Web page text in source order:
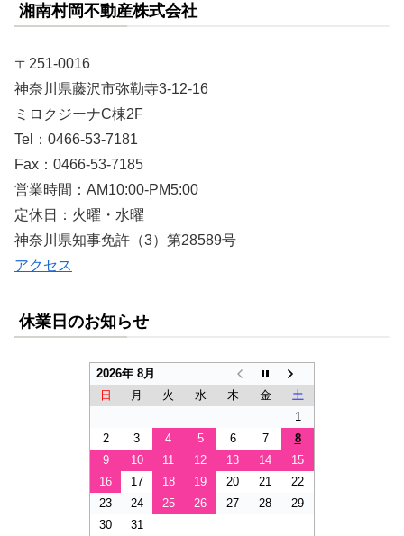
湘南村岡不動産株式会社
〒251-0016
神奈川県藤沢市弥勒寺3-12-16
ミロクジーナC棟2F
Tel：0466-53-7181
Fax：0466-53-7185
営業時間：AM10:00-PM5:00
定休日：火曜・水曜
神奈川県知事免許（3）第28589号
アクセス
休業日のお知らせ
2026年 8月
日
月 火 水 木 金
土
1
2
3 4 5 6 7
8
9
10 11 12 13 14
15
16
17 18 19 20 21
22
23
24 25 26 27 28
29
30
31